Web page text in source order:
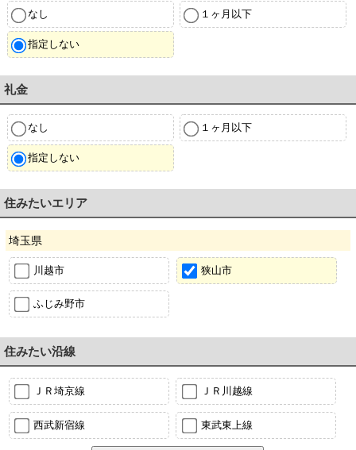
なし １ヶ月以下
指定しない
礼金
なし １ヶ月以下
指定しない
住みたいエリア
埼玉県
川越市 狭山市
ふじみ野市
住みたい沿線
ＪＲ埼京線 ＪＲ川越線
西武新宿線 東武東上線